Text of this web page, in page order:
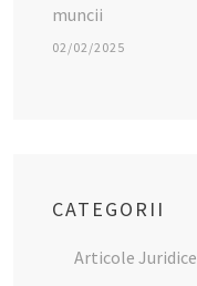
muncii
02/02/2025
CATEGORII
Articole Juridice